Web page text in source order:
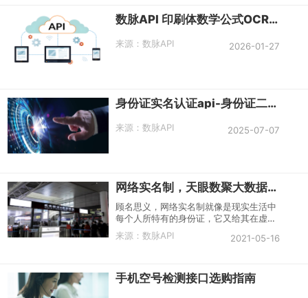
战。此时，企业工商信息模糊查询API 便
的高效桥梁。
数脉API 印刷体数学公式OCR识别接口调用
来源：数脉API 2026-01-27
身份证实名认证api-身份证二要素-二要素实名认证
来源：数脉API 2025-07-07
网络实名制，天眼数聚大数据助力推进
顾名思义，网络实名制就像是现实生活中
每个人所特有的身份证，它又给其在虚拟
世界中的活动提供了一张身份证，这既是
一种行为许可，又是一种行为监督，有利
来源：数脉API 2021-05-16
手机空号检测接口选购指南